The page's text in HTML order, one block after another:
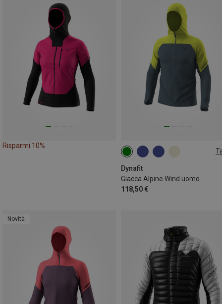
Risparmi 10%
Dynafit
Giacca Alpine Wind uomo
118,50 €
S M L
Novità